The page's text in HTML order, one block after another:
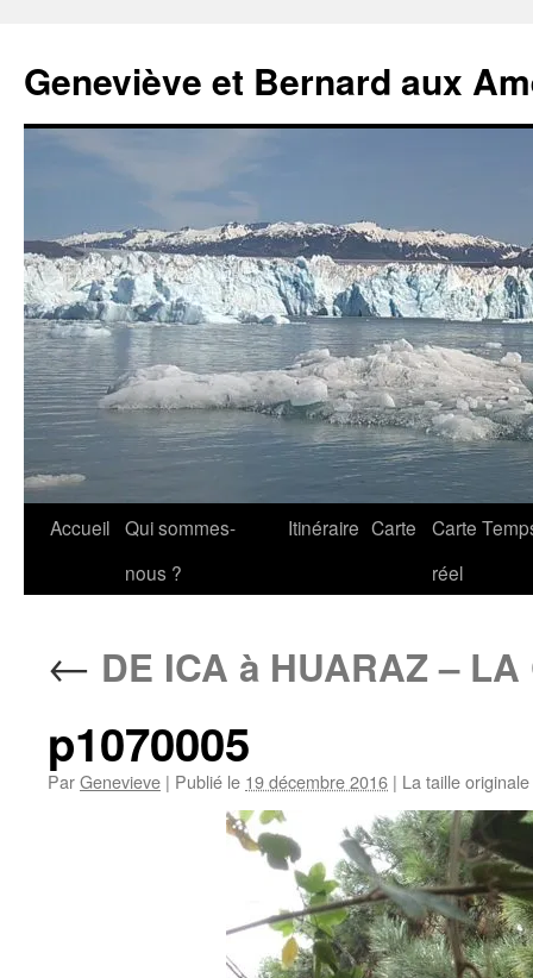
Geneviève et Bernard aux
Aller
Accueil Qui sommes-
nous ?
Itinéraire Carte
Carte
réel
← DE ICA à HUARAZ –
p1070005
ParGenevieve | Publié le 19 décembre 2016 | La taille